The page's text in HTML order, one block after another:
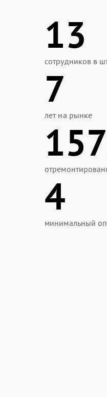
13
сотрудников в
7
лет на рынке
4
минимальный